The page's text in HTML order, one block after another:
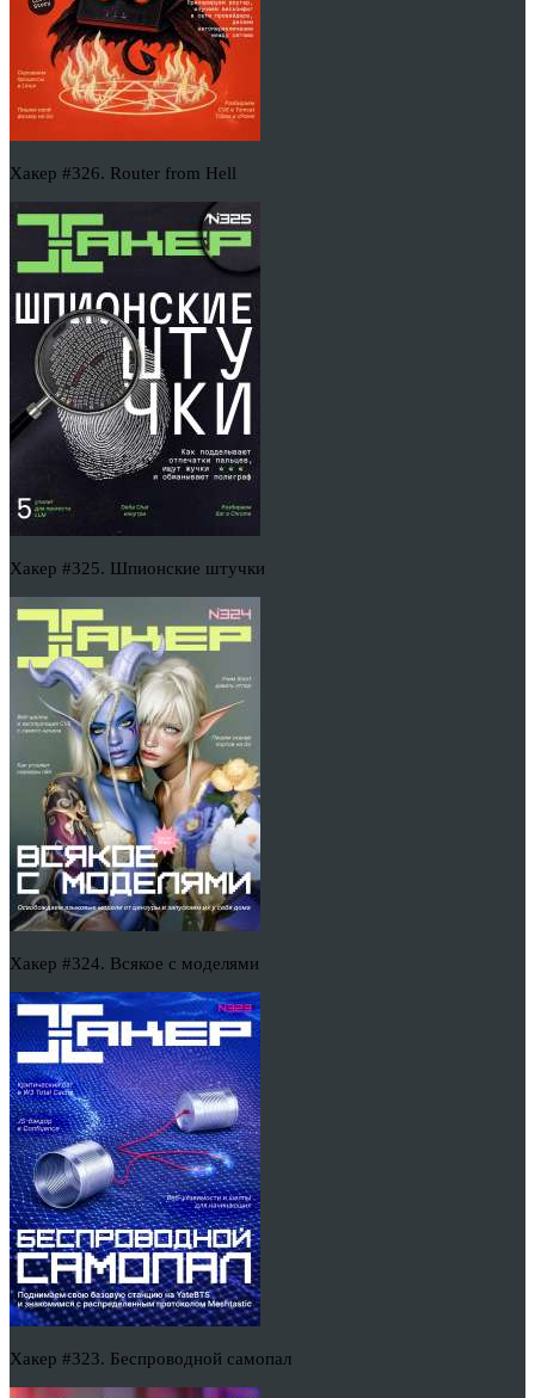
Хакер #326. Router from Hell
Хакер #325. Шпионские штучки
Хакер #324. Всякое с моделями
Хакер #323. Беспроводной самопал